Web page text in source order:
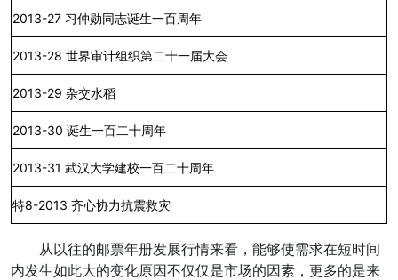
2013-27 习仲勋同志诞生一百周年
2013-28 世界审计组织第二十一届大会
2013-29 杂交水稻
2013-30 诞生一百二十周年
2013-31 武汉大学建校一百二十周年
特8-2013 齐心协力抗震救灾
从以往的邮票年册发展行情来看，能够使需求在短时间
内发生如此大的变化原因不仅仅是市场的因素，更多的是来